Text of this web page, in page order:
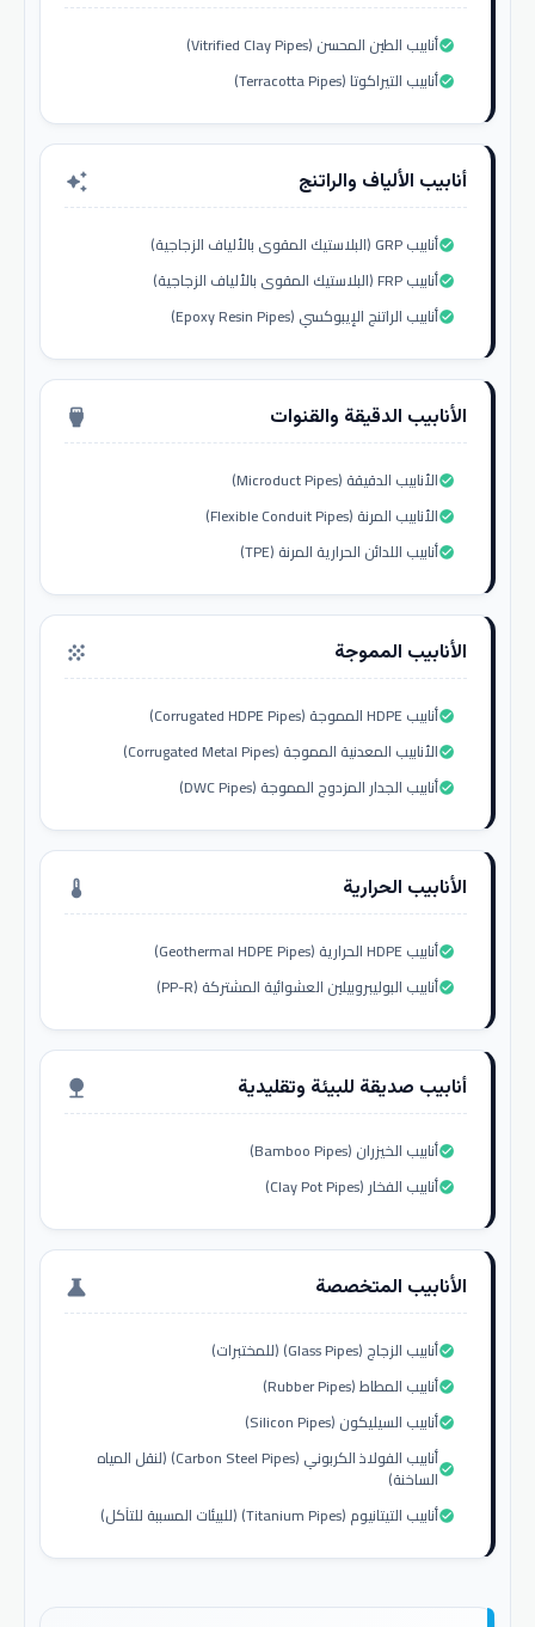
أنابيب الطين المحسن (Vitrified Clay Pipes)check_circle
أنابيب التيراكوتا (Terracotta Pipes)check_circle
أنابيب الألياف والراتنج auto_awesome
أنابيب GRP (البلاستيك المقوى بالألياف الزجاجية)check_circle
أنابيب FRP (البلاستيك المقوى بالألياف الزجاجية)check_circle
أنابيب الراتنج الإيبوكسي (Epoxy Resin Pipes)check_circle
الأنابيب الدقيقة والقنوات settings_input_hdmi
الأنابيب الدقيقة (Microduct Pipes)check_circle
الأنابيب المرنة (Flexible Conduit Pipes)check_circle
أنابيب اللدائن الحرارية المرنة (TPE)check_circle
الأنابيب المموجة grain
أنابيب HDPE المموجة (Corrugated HDPE Pipes)check_circle
الأنابيب المعدنية المموجة (Corrugated Metal Pipes)check_circle
أنابيب الجدار المزدوج المموجة (DWC Pipes)check_circle
الأنابيب الحرارية thermostat
أنابيب HDPE الحرارية (Geothermal HDPE Pipes)check_circle
أنابيب البوليبروبيلين العشوائية المشتركة (PP-R)check_circle
أنابيب صديقة للبيئة وتقليدية nature
أنابيب الخيزران (Bamboo Pipes)check_circle
أنابيب الفخار (Clay Pot Pipes)check_circle
الأنابيب المتخصصة science
أنابيب الزجاج (Glass Pipes) (للمختبرات)check_circle
أنابيب المطاط (Rubber Pipes)check_circle
أنابيب السيليكون (Silicon Pipes)check_circle
أنابيب الفولاذ الكربوني (Carbon Steel Pipes) (لنقل المياه
الساخنة)check_circle
أنابيب التيتانيوم (Titanium Pipes) (للبيئات المسببة للتآكل)check_circle